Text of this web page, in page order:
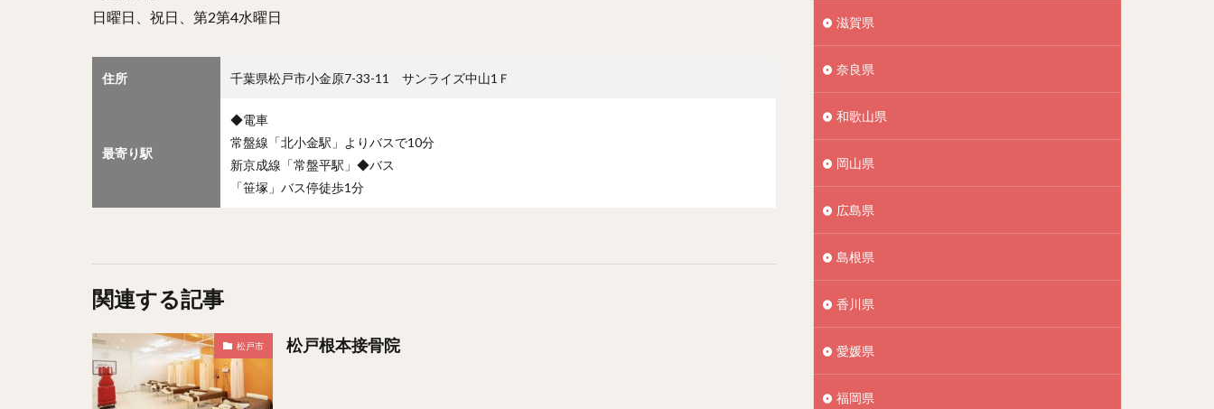
日曜日、祝日、第2第4水曜日
住所 千葉県松戸市小金原7-33-11 サンライズ中山1Ｆ
最寄り駅
◆電車
常盤線「北小金駅」よりバスで10分
新京成線「常盤平駅」◆バス
「笹塚」バス停徒歩1分
関連する記事
松戸市 松戸根本接骨院
滋賀県
奈良県
和歌山県
岡山県
広島県
島根県
香川県
愛媛県
福岡県